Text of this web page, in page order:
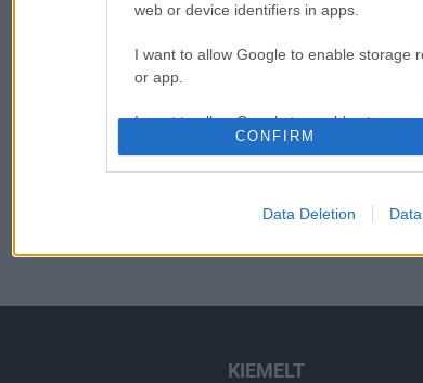
web or device identifiers in apps.
I want to allow Google to enable storage
or app.
I want to allow Google to enable storage
I want to allow Google to enable storage
CONFIRM
Data Deletion
KIEMELT